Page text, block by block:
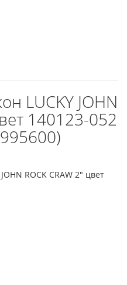
LUCKY JOHN
140123-052
ROCK CRAW 2" цвет